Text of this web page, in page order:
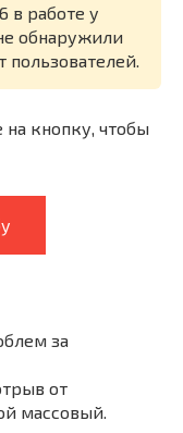
в работе у
обнаружили
пользователей.
кнопку, чтобы
за
от
массовый.